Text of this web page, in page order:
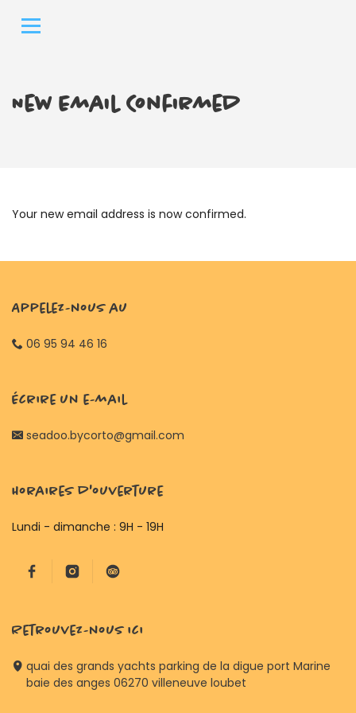
New Email Confirmed
Your new email address is now confirmed.
Appelez-nous au
06 95 94 46 16
Écrire un e-mail
seadoo.bycorto@gmail.com
Horaires d'ouverture
Lundi - dimanche : 9H - 19H
Retrouvez-nous ici
quai des grands yachts parking de la digue port Marine
baie des anges 06270 villeneuve loubet